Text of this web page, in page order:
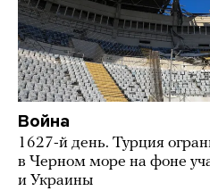
Война
1627-й день. Турция
в Черном море на фоне
и Украины